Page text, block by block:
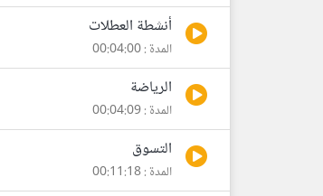
أنشطة العطلات
المدة : 00:04:00
الرياضة
المدة : 00:04:09
التسوق
المدة : 00:11:18